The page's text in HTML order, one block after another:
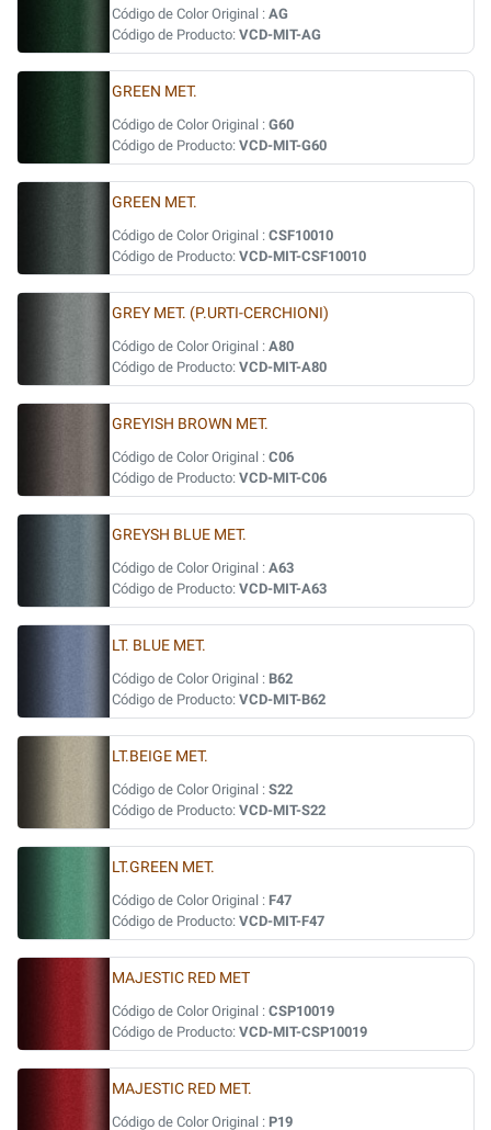
Código de Color Original : AG
Código de Producto: VCD-MIT-AG
GREEN MET.
Código de Color Original : G60
Código de Producto: VCD-MIT-G60
GREEN MET.
Código de Color Original : CSF10010
Código de Producto: VCD-MIT-CSF10010
GREY MET. (P.URTI-CERCHIONI)
Código de Color Original : A80
Código de Producto: VCD-MIT-A80
GREYISH BROWN MET.
Código de Color Original : C06
Código de Producto: VCD-MIT-C06
GREYSH BLUE MET.
Código de Color Original : A63
Código de Producto: VCD-MIT-A63
LT. BLUE MET.
Código de Color Original : B62
Código de Producto: VCD-MIT-B62
LT.BEIGE MET.
Código de Color Original : S22
Código de Producto: VCD-MIT-S22
LT.GREEN MET.
Código de Color Original : F47
Código de Producto: VCD-MIT-F47
MAJESTIC RED MET
Código de Color Original : CSP10019
Código de Producto: VCD-MIT-CSP10019
MAJESTIC RED MET.
Código de Color Original : P19